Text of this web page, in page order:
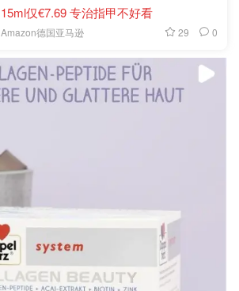
15ml仅€7.69 专治指甲不好看
Amazon德国亚马逊 29 0